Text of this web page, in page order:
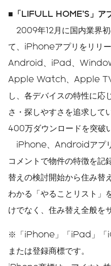
■ 「LIFULL HOME’S」ア
2009年12月に国内業界初
て、iPhoneアプリをリリー
Android、iPad、
Apple Watch、Apple TV
し、各デバイスの特性に応
さ・探しやすさを追求して
400万ダウンロードを突破
iPhone、Androidアプリ
コメントで物件の特徴を記
替えの検討開始から住み替
わかる「やることリスト」
けでなく、住み替え全般を
※「iPhone」「iPad」「
または登録商標です。